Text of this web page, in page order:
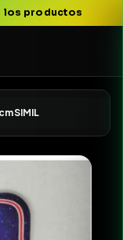
los productos
SIMIL